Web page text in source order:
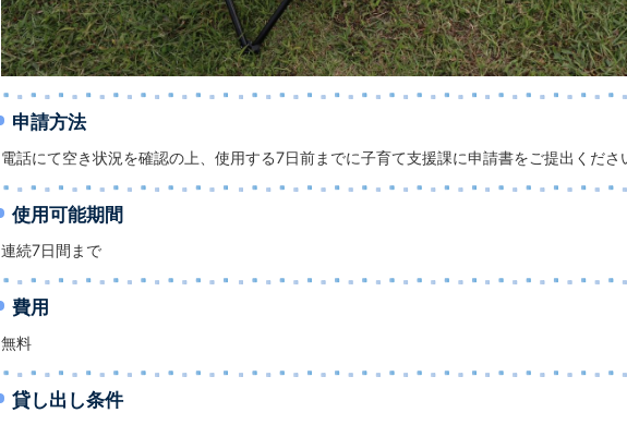
申請方法
電話にて空き状況を確認の上、使用する7日前までに子育て支援課に申請書をご提出くださ
使用可能期間
連続7日間まで
費用
無料
貸し出し条件